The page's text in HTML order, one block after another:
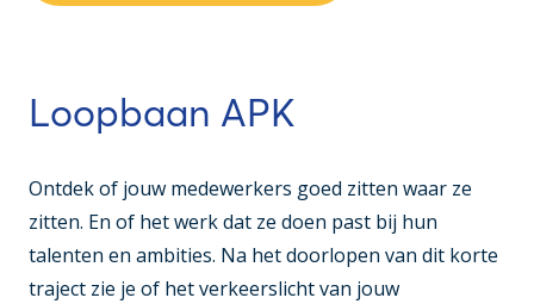
Loopbaan APK
Ontdek of jouw medewerkers goed zitten waar ze
zitten. En of het werk dat ze doen past bij hun
talenten en ambities. Na het doorlopen van dit korte
traject zie je of het verkeerslicht van jouw